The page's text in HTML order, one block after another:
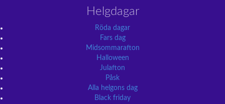
Helgdagar
Röda dagar
Fars dag
Midsommarafton
Halloween
Julafton
Påsk
Alla helgons dag
Black friday